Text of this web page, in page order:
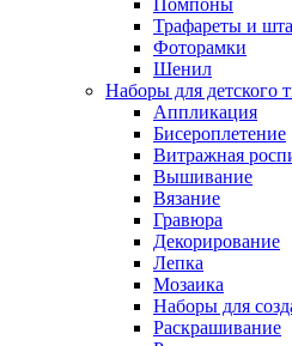
Помпоны
Трафареты и
Фоторамки
Шенил
Наборы для детского
Аппликация
Бисероплетение
Витражная
Вышивание
Вязание
Гравюра
Декорирование
Лепка
Мозаика
Наборы для
Раскрашивание